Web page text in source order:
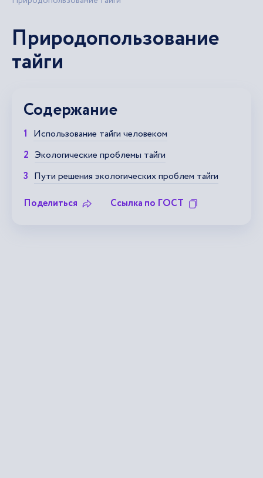
Природопользование
тайги
Содержание
Использование тайги человеком
Экологические проблемы тайги
Пути решения экологических проблем тайги
Поделиться
Ссылка по ГОСТ